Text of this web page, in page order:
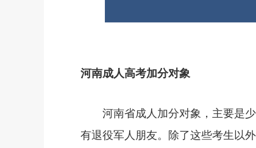
河南成人高考加分对象
河南省成人加分对象，主要是少
有退役军人朋友。除了这些考生以